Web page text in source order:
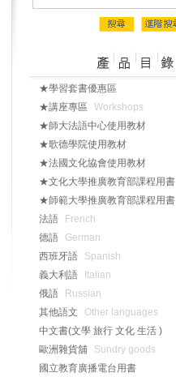
★學習套書優惠區
★講座專區
Workshops
★師大法語中心使用教材
★歌德學院使用教材
★法國文化協會使用教材
★文化大學推廣教育部課程用書
★師範大學推廣教育部課程用書
法語
French
德語
German
西班牙語
Spanish
義大利語
Italian
俄語
Russian
其他語文
Other languages
中文書(文學 旅行 文化 生活 )
歐洲雜貨舖
Sundry goods
國立教育廣播電台用書